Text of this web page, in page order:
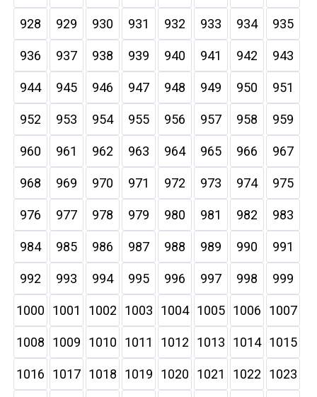
928 929 930 931 932 933 934 935
936 937 938 939 940 941 942 943
944 945 946 947 948 949 950 951
952 953 954 955 956 957 958 959
960 961 962 963 964 965 966 967
968 969 970 971 972 973 974 975
976 977 978 979 980 981 982 983
984 985 986 987 988 989 990 991
992 993 994 995 996 997 998 999
1000 1001 1002 1003 1004 1005 1006 1007
1008 1009 1010 1011 1012 1013 1014 1015
1016 1017 1018 1019 1020 1021 1022 1023